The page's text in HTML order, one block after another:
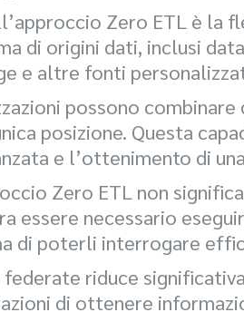
Zero ETL è la
di origini dati, inclusi
e altre fonti
possono
posizione. Questa
e l’ottenimento di
Zero ETL non
essere necessario
di poterli interrogare
riduce
di ottenere